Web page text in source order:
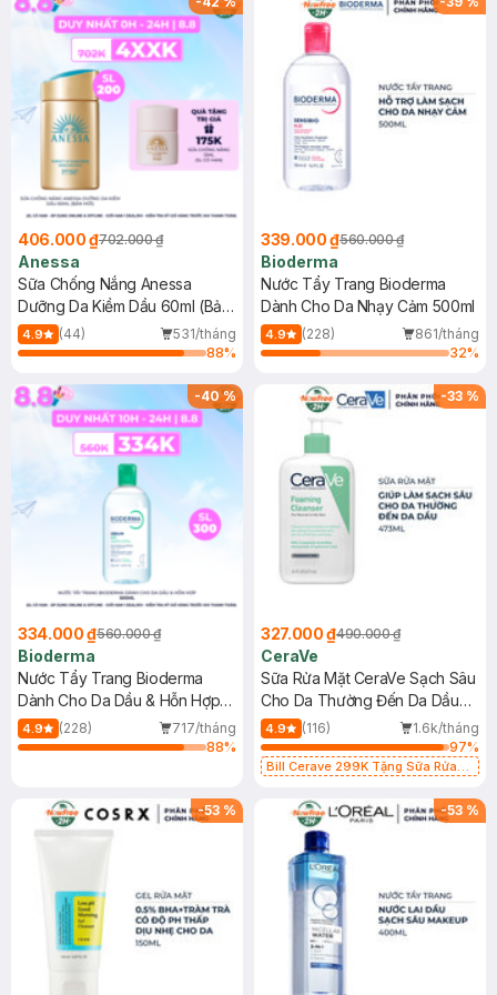
406.000 ₫702.000 ₫
Anessa
Sữa Chống Nắng Anessa
Dưỡng Da Kiềm Dầu 60ml (Bản
Mới)
4.9 (44)
531/tháng
88%
339.000 ₫560.000 ₫
Bioderma
Nước Tẩy Trang Bioderma
Dành Cho Da Nhạy Cảm 500ml
4.9 (228)
861/tháng
32%
-40%
334.000 ₫560.000 ₫
Bioderma
Nước Tẩy Trang Bioderma
Dành Cho Da Dầu & Hỗn Hợp
500ml
4.9 (228)
717/tháng
88%
-33 %
327.000 ₫490.000 ₫
CeraVe
Sữa Rửa Mặt CeraVe Sạch Sâu
Cho Da Thường Đến Da Dầu
473ml
4.9 (116)
1.6k/tháng
97%
Bill Cerave 299K Tặng Sữa Rửa
-53 % -53 %